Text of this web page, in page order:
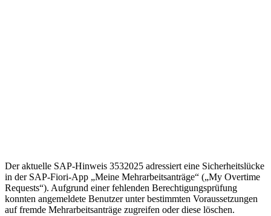
Der aktuelle SAP-Hinweis 3532025 adressiert eine Sicherheitslücke
in der SAP-Fiori-App „Meine Mehrarbeitsanträge“ („My Overtime
Requests“). Aufgrund einer fehlenden Berechtigungsprüfung
konnten angemeldete Benutzer unter bestimmten Voraussetzungen
auf fremde Mehrarbeitsanträge zugreifen oder diese löschen.